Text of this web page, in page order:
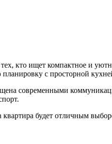
кто ищет компактное и
с просторной
современными
будет отличным